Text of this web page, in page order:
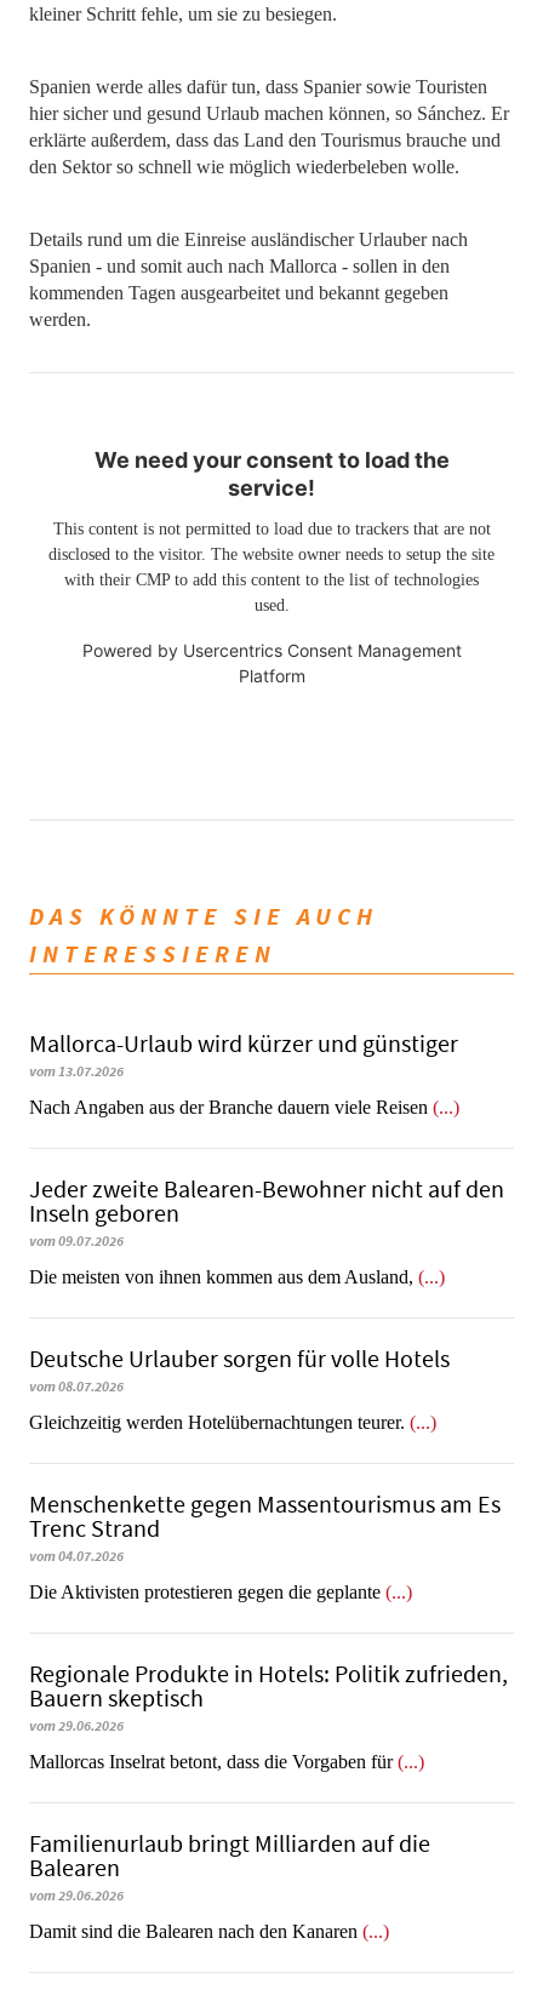
kleiner Schritt fehle, um sie zu besiegen.
Spanien werde alles dafür tun, dass Spanier sowie Touristen
hier sicher und gesund Urlaub machen können, so Sánchez. Er
erklärte außerdem, dass das Land den Tourismus brauche und
den Sektor so schnell wie möglich wiederbeleben wolle.
Details rund um die Einreise ausländischer Urlauber nach
Spanien - und somit auch nach Mallorca - sollen in den
kommenden Tagen ausgearbeitet und bekannt gegeben
werden.
We need your consent to load the
service!
This content is not permitted to load due to trackers that are not
disclosed to the visitor. The website owner needs to setup the site
with their CMP to add this content to the list of technologies
used.
Powered by Usercentrics Consent Management
Platform
DAS KÖNNTE SIE AUCH
INTERESSIEREN
Mallorca-Urlaub wird kürzer und günstiger
vom 13.07.2026
Nach Angaben aus der Branche dauern viele Reisen (...)
Jeder zweite Balearen-Bewohner nicht auf den
Inseln geboren
vom 09.07.2026
Die meisten von ihnen kommen aus dem Ausland, (...)
Deutsche Urlauber sorgen für volle Hotels
vom 08.07.2026
Gleichzeitig werden Hotelübernachtungen teurer. (...)
Menschenkette gegen Massentourismus am Es
Trenc Strand
vom 04.07.2026
Die Aktivisten protestieren gegen die geplante (...)
Regionale Produkte in Hotels: Politik zufrieden,
Bauern skeptisch
vom 29.06.2026
Mallorcas Inselrat betont, dass die Vorgaben für(...)
Familienurlaub bringt Milliarden auf die
Balearen
vom 29.06.2026
​​​​​​​Damit sind die Balearen nach den Kanaren (...)